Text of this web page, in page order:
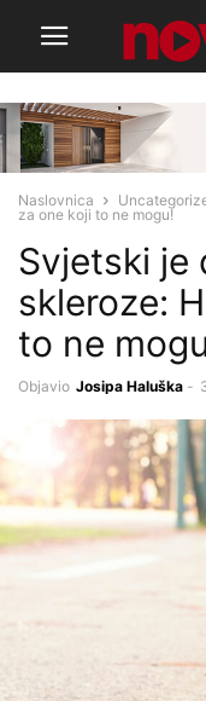
Naslovnica
za one koji to ne mogu!
Svjetski je
skleroze:
to ne
Objavio Josipa Haluška -